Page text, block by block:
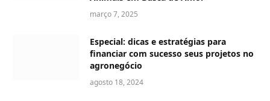
março 7, 2025
Especial: dicas e estratégias para
financiar com sucesso seus projetos no
agronegócio
agosto 18, 2024